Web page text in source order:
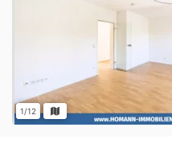
1/12